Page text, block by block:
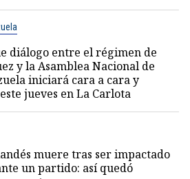
diálogo entre el régimen de
y la Asamblea Nacional de
iniciará cara a cara y
jueves en La Carlota
muere tras ser impactado
un partido: así quedó